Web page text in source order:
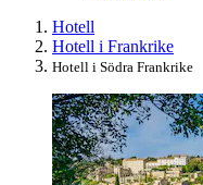
Hotell
Hotell i Frankrike
Hotell i Södra Frankrike